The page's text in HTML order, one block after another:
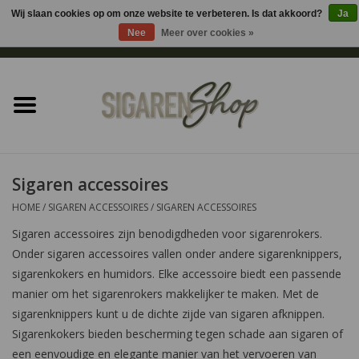
Sigaren accessoires
Shag accessoires
Aansteker
Headshop
Sigaren accessoires
HOME/ SIGAREN ACCESSOIRES/ SIGAREN ACCESSOIRES
Sigaren accessoires zijn benodigdheden voor sigarenrokers.
Onder sigaren accessoires vallen onder andere sigarenknippers,
sigarenkokers en humidors. Elke accessoire biedt een passende
manier om het sigarenrokers makkelijker te maken. Met de
sigarenknippers kunt u de dichte zijde van sigaren afknippen.
Sigarenkokers bieden bescherming tegen schade aan sigaren of
een eenvoudige en elegante manier van het vervoeren van
Wij slaan cookies op om onze website te verbeteren. Is dat akkoord?
Ja
Nee
Meer over cookies »